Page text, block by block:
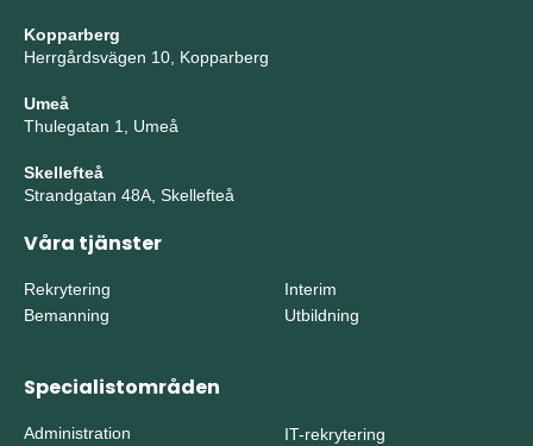
Kopparberg
Herrgårdsvägen 10, Kopparberg
Umeå
Thulegatan 1, Umeå
Skellefteå
Strandgatan 48A, Skellefteå
Våra tjänster
Rekrytering
Bemanning
Interim
Utbildning
Specialistområden
Administration
IT-rekrytering